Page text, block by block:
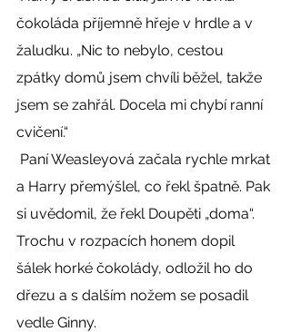
čokoláda příjemně hřeje v hrdle a v
žaludku. „Nic to nebylo, cestou
zpátky domů jsem chvíli běžel, takže
jsem se zahřál. Docela mi chybí ranní
cvičení.“
a Harry přemýšlel, co řekl špatně. Pak
si uvědomil, že řekl Doupěti „doma“.
Trochu v rozpacích honem dopil
šálek horké čokolády, odložil ho do
dřezu a s dalším nožem se posadil
vedle Ginny.